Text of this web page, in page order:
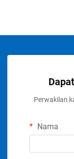
Perwakilan
Nama